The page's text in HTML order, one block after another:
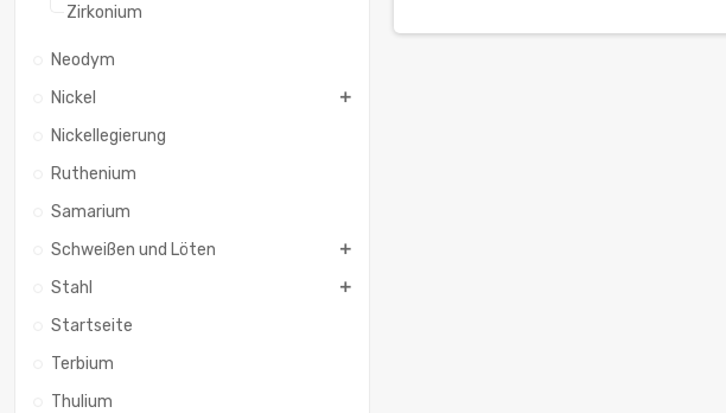
Zirkonium
Neodym
Nickel
Nickellegierung
Ruthenium
Samarium
Schweißen und Löten
Stahl
Startseite
Terbium
Thulium